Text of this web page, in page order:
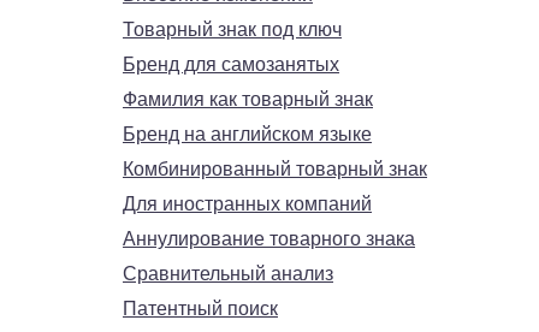
Товарный знак под ключ
Бренд для самозанятых
Фамилия как товарный знак
Бренд на английском языке
Комбинированный товарный знак
Для иностранных компаний
Аннулирование товарного знака
Сравнительный анализ
Патентный поиск